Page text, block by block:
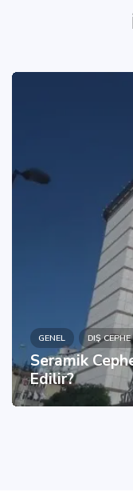
GENEL DIŞ
Seramik
Edilir?